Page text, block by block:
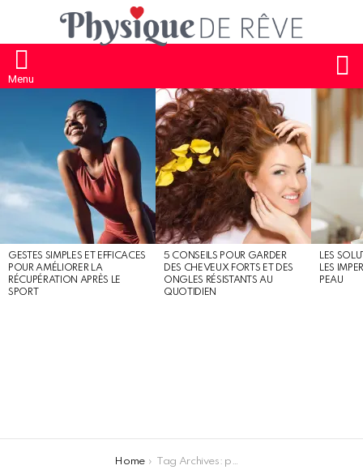
Menu
GESTES SIMPLES ET EFFICACES
POUR AMÉLIORER LA
RÉCUPÉRATION APRÈS LE
SPORT
5 CONSEILS POUR GARDER
DES CHEVEUX FORTS ET DES
ONGLES RÉSISTANTS AU
QUOTIDIEN
LES
LES
PEAU
Home Tag Archives: poids de drake